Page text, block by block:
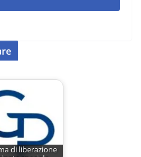
di liberazione